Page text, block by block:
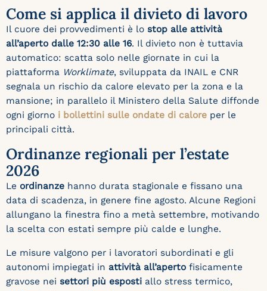
Come si applica il divieto di lavoro
Il cuore dei provvedimenti è lo stop alle attività
all’aperto dalle 12:30 alle 16. Il divieto non è tuttavia
automatico: scatta solo nelle giornate in cui la
piattaforma Worklimate, sviluppata da INAIL e CNR
segnala un rischio da calore elevato per la zona e la
mansione; in parallelo il Ministero della Salute diffonde
ogni giorno i bollettini sulle ondate di calore per le
principali città.
Ordinanze regionali per l’estate
2026
Le ordinanze hanno durata stagionale e fissano una
data di scadenza, in genere fine agosto. Alcune Regioni
allungano la finestra fino a metà settembre, motivando
la scelta con estati sempre più calde e lunghe.
Le misure valgono per i lavoratori subordinati e gli
autonomi impiegati in attività all’aperto fisicamente
gravose nei settori più esposti allo stress termico,